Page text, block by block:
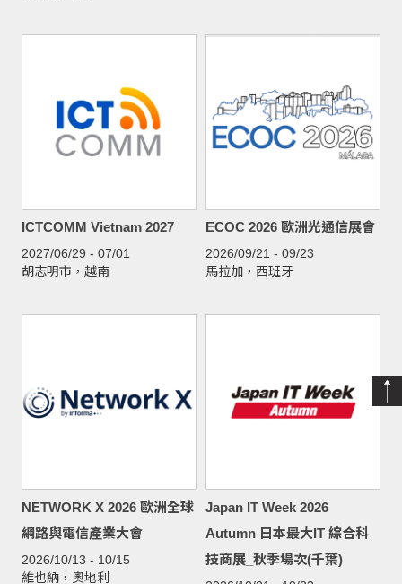
ICTCOMM Vietnam 2027
2027/06/29 - 07/01
胡志明市，越南
ECOC 2026 歐洲光通信展會
2026/09/21 - 09/23
馬拉加，西班牙
NETWORK X 2026 歐洲全球
網路與電信產業大會
2026/10/13 - 10/15
維也納，奧地利
Japan IT Week 2026
Autumn 日本最大IT 綜合科
技商展_秋季場次(千葉)